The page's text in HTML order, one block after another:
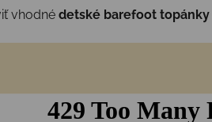
vhodné detské barefoot topánky